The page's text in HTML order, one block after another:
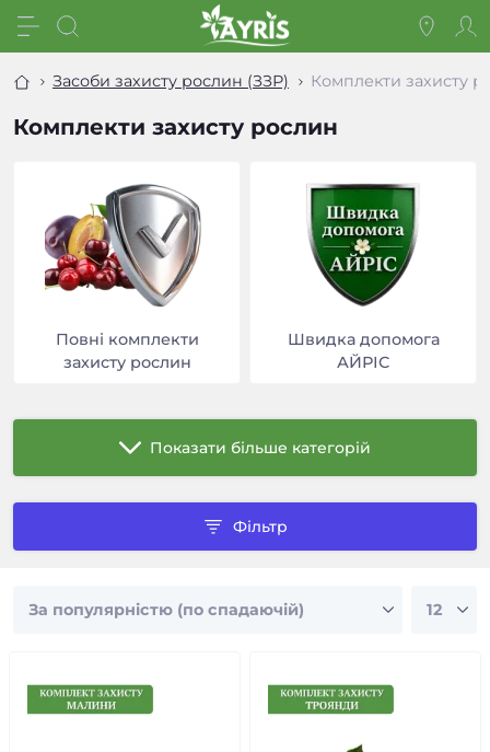
Засоби захисту рослин (ЗЗР) Комплекти захисту
Комплекти захисту рослин
Повні комплекти
захисту рослин
Швидка допомога
АЙРІС
Показати більше категорій
Фільтр